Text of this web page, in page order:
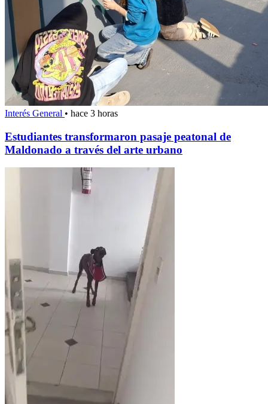
Interés General • hace 3 horas
Estudiantes transformaron pasaje peatonal de
Maldonado a través del arte urbano